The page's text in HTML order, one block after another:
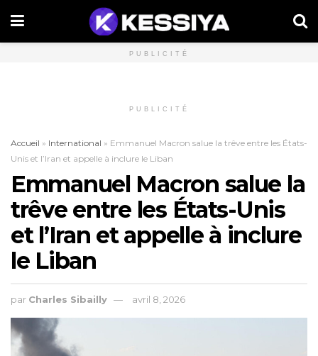
PUBLICITÉ
PUBLICITÉ
Accueil » International » Emmanuel Macron salue la trêve entre les États-
Unis et l’Iran et appelle à inclure le Liban
Emmanuel Macron salue la
trêve entre les États-Unis
et l’Iran et appelle à inclure
le Liban
par Charles Sibailly avril 8, 2026